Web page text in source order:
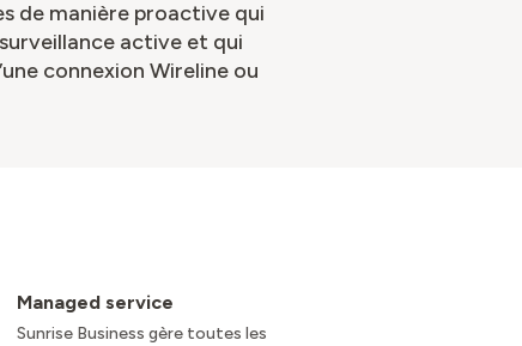
de manière proactive qui
active et qui
connexion Wireline ou
Managed service
Sunrise Business gère toutes les